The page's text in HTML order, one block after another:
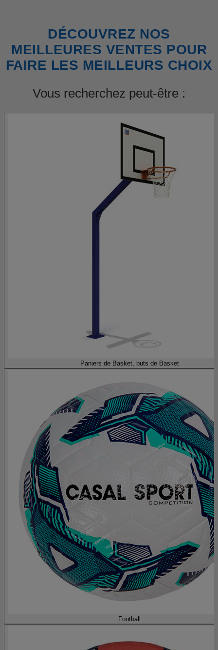
DÉCOUVREZ NOS
MEILLEURES VENTES POUR
FAIRE LES MEILLEURS CHOIX
Vous recherchez peut-être :
Paniers de Basket, buts de Basket
Football